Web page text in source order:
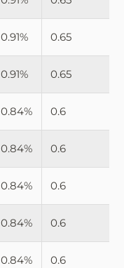
0.91% 0.65
0.91% 0.65
0.84% 0.6
0.84% 0.6
0.84% 0.6
0.84% 0.6
0.84% 0.6